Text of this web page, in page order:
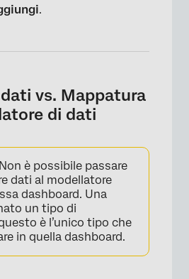
×
.
vs. Mappatura
di dati
Non è possibile passare
dati al modellatore
dashboard. Una
un tipo di
è l’unico tipo che
in quella dashboard.